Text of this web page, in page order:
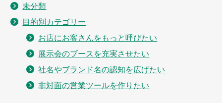
未分類
目的別カテゴリー
お店にお客さんをもっと呼びたい
展示会のブースを充実させたい
社名やブランド名の認知を広げたい
非対面の営業ツールを作りたい